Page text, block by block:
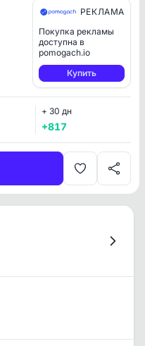
РЕКЛАМА
Покупка рекламы
доступна в
pomogach.io
Купить
+ 30 дн
+817